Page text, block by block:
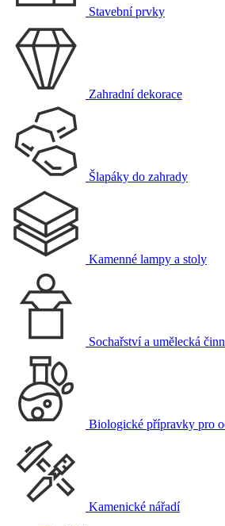
Stavební prvky
Zahradní dekorace
Šlapáky do zahrady
Kamenné lampy a stoly
Sochařství a umělecká
Biologické přípravky pro
Kamenické nářadí